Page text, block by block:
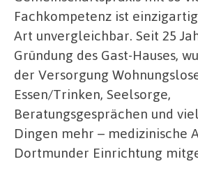
Fachkompetenz ist
Art unvergleichbar. Seit 25
Gründung des Gast-Hauses,
der Versorgung
Essen/Trinken, Seelsorge,
Beratungsgesprächen und
Dingen mehr – medizinische
Dortmunder Einrichtung